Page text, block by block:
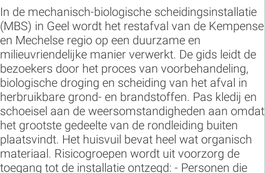
In de mechanisch-biologische scheidingsinstallatie
(MBS) in Geel wordt het restafval van de Kempense
en Mechelse regio op een duurzame en
milieuvriendelijke manier verwerkt. De gids leidt de
bezoekers door het proces van voorbehandeling,
biologische droging en scheiding van het afval in
herbruikbare grond- en brandstoffen. Pas kledij en
schoeisel aan de weersomstandigheden aan omdat
het grootste gedeelte van de rondleiding buiten
plaatsvindt. Het huisvuil bevat heel wat organisch
materiaal. Risicogroepen wordt uit voorzorg de
toegang tot de installatie ontzegd: - Personen die